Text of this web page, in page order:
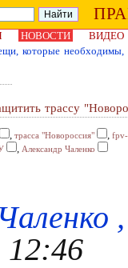
НОВОСТИ
ВИДЕО
которые необходимы,
трассу
, трасса "Новороссия" ,
, Александр Чаленко
12:46